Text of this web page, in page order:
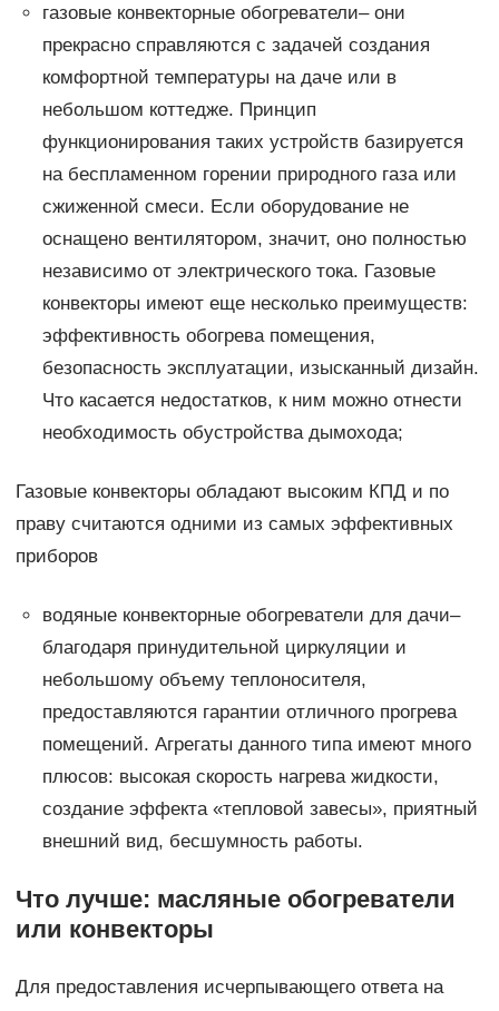
газовые конвекторные обогреватели– они
прекрасно справляются с задачей создания
комфортной температуры на даче или в
небольшом коттедже. Принцип
функционирования таких устройств базируется
на беспламенном горении природного газа или
сжиженной смеси. Если оборудование не
оснащено вентилятором, значит, оно полностью
независимо от электрического тока. Газовые
конвекторы имеют еще несколько преимуществ:
эффективность обогрева помещения,
безопасность эксплуатации, изысканный дизайн.
Что касается недостатков, к ним можно отнести
необходимость обустройства дымохода;
Газовые конвекторы обладают высоким КПД и по
праву считаются одними из самых эффективных
приборов
водяные конвекторные обогреватели для дачи–
благодаря принудительной циркуляции и
небольшому объему теплоносителя,
предоставляются гарантии отличного прогрева
помещений. Агрегаты данного типа имеют много
плюсов: высокая скорость нагрева жидкости,
создание эффекта «тепловой завесы», приятный
внешний вид, бесшумность работы.
Что лучше: масляные обогреватели
или конвекторы
Для предоставления исчерпывающего ответа на